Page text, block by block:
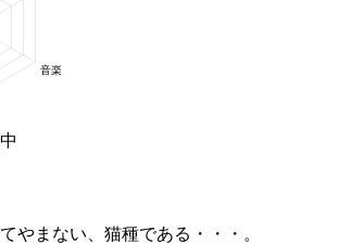
やまない、猫種である・・・。